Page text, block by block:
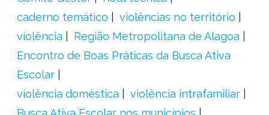
caderno temático
violências no território
violência
Região Metropolitana de Alagoa
Encontro de Boas Práticas da Busca Ativa
Escolar
violência doméstica
violência intrafamiliar